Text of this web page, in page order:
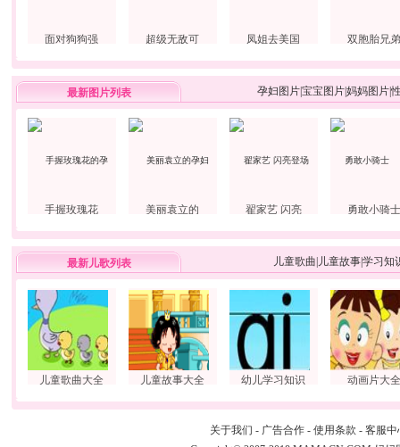
面对狗狗强 超级无敌可 凤姐去美国 双胞胎兄弟
最新图片列表 孕妇图片宝宝图片妈妈图片
手握玫瑰花 美丽袁立的 翟家艺 闪亮 勇敢小骑士
最新儿歌列表 儿童歌曲 儿童故事学习知
儿童歌曲大全 儿童故事大全 幼儿学习知识 动画片大全
关于我们 - 广告合作 - 使用条款 - 客服中